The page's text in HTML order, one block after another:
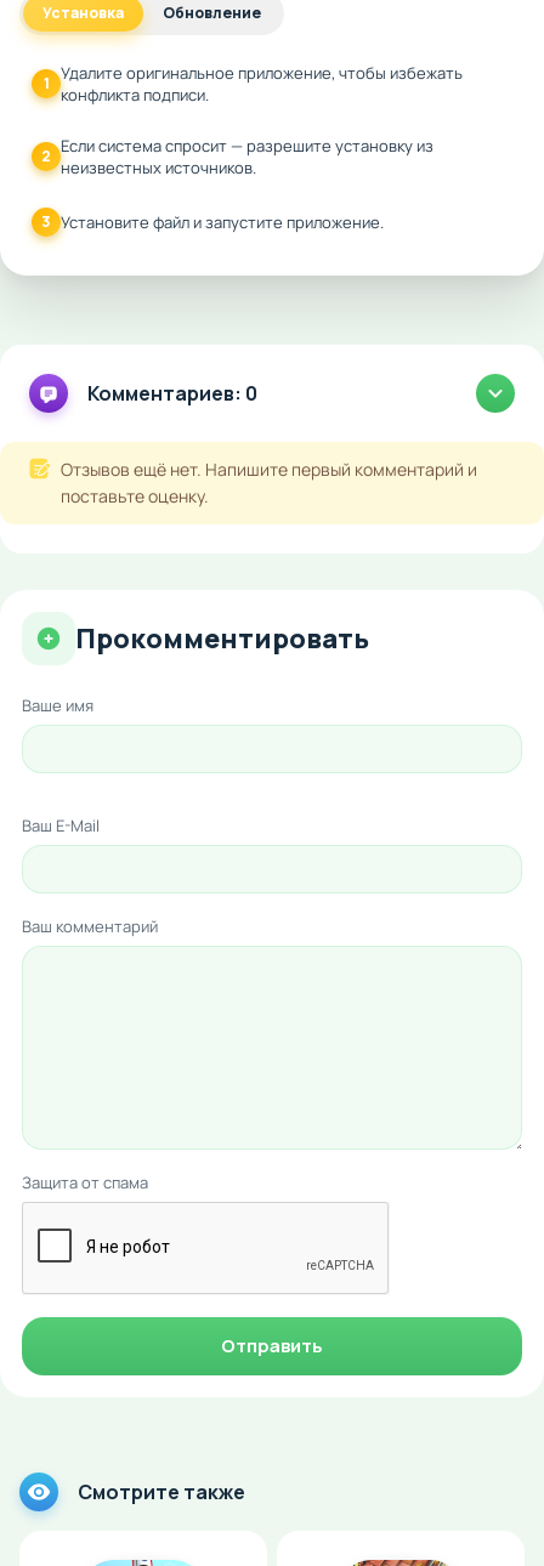
Установка Обновление
1 Удалите оригинальное приложение, чтобы избежать
конфликта подписи.
2 Если система спросит — разрешите установку из
неизвестных источников.
3 Установите файл и запустите приложение.
Комментариев: 0
Отзывов ещё нет. Напишите первый комментарий и
поставьте оценку.
Прокомментировать
Ваше имя
Ваш E-Mail
Ваш комментарий
Защита от спама
Отправить
Смотрите также